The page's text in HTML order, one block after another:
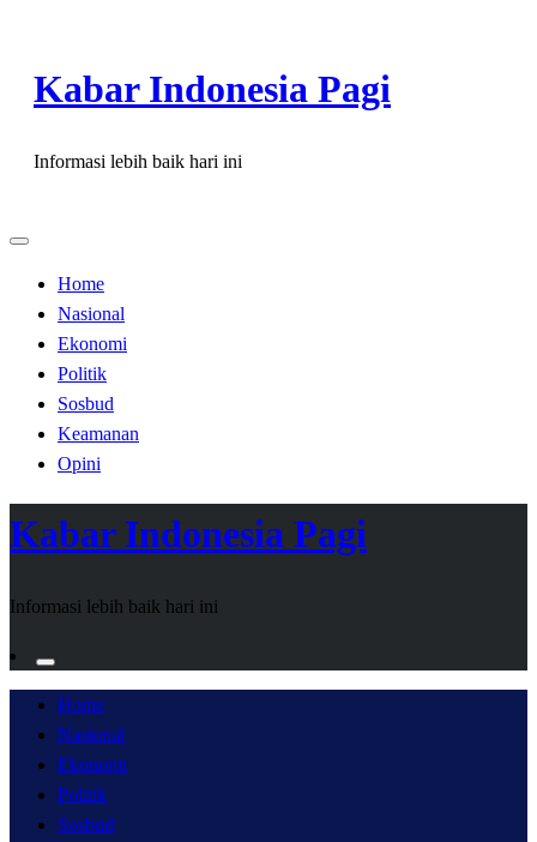
content
Kabar Indonesia Pagi
Informasi lebih baik hari ini
Home
Nasional
Ekonomi
Politik
Sosbud
Keamanan
Opini
Kabar Indonesia Pagi
Informasi lebih baik hari ini
Home
Nasional
Ekonomi
Politik
Sosbud